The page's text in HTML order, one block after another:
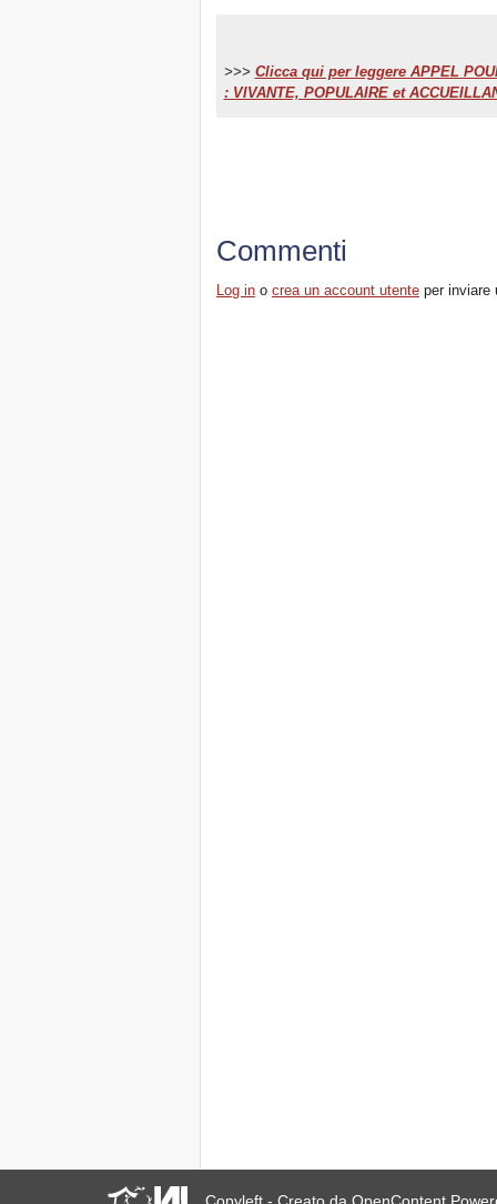
>>> Clicca qui per leggere APPEL
: VIVANTE, POPULAIRE et
Commenti
Log in ocrea un account utente per inviare
Copyleft - Creato da OpenContent